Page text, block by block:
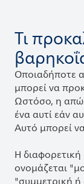
Τι
Οποιαδήποτε
μπορεί να
Ωστόσο, η
ένα αυτί εάν
Αυτό μπορεί
Η
ονομάζεται